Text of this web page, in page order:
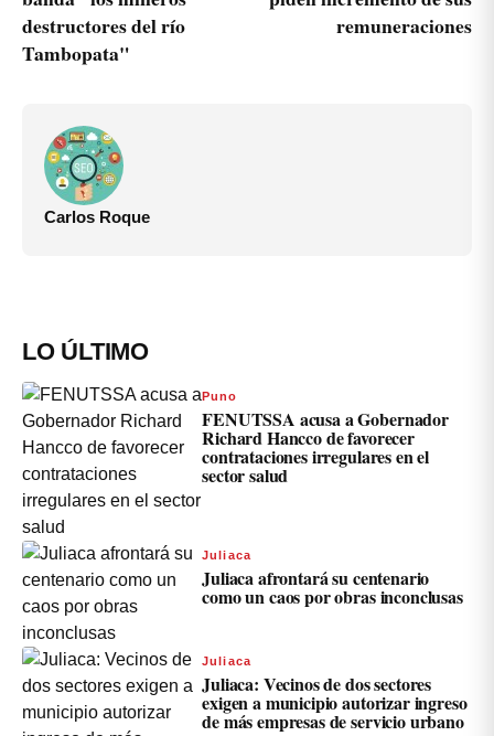
destructores del río
Tambopata"
remuneraciones
Carlos Roque
LO ÚLTIMO
Puno
FENUTSSA acusa a Gobernador
Richard Hancco de favorecer
contrataciones irregulares en el
sector salud
Juliaca
Juliaca afrontará su centenario
como un caos por obras inconclusas
Juliaca
Juliaca: Vecinos de dos sectores
exigen a municipio autorizar ingreso
de más empresas de servicio urbano